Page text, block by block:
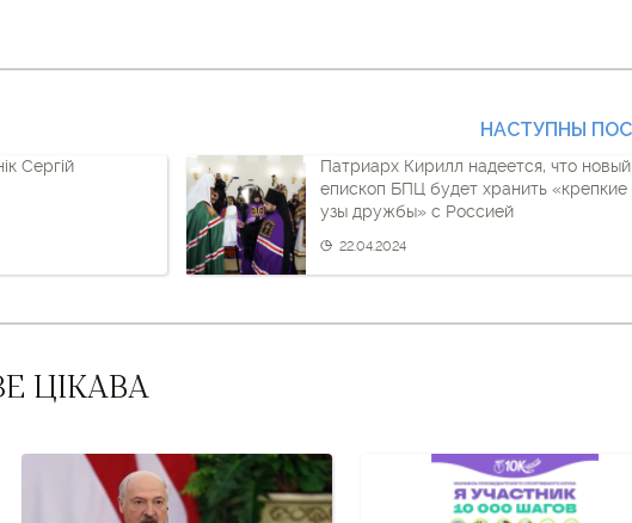
Сергій
НАСТУПНЫ
Патриарх Кирилл надеется, что новый
епископ БПЦ будет хранить «крепкие
узы дружбы» с Россией
22.04.2024
ЦІКАВА